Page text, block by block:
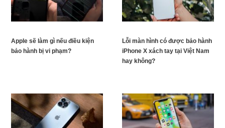
Apple sẽ làm gì nếu điều kiện
bảo hành bị vi phạm?
Lỗi màn hình có được bảo hành
iPhone X xách tay tại Việt Nam
hay không?